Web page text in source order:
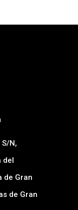
N,
del
de Gran
de Gran